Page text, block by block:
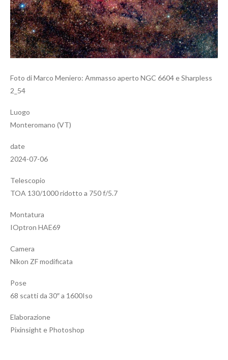
Foto di Marco Meniero: Ammasso aperto NGC 6604 e Sharpless
2_54
Luogo
Monteromano (VT)
date
2024-07-06
Telescopio
TOA 130/1000 ridotto a 750 f/5.7
Montatura
IOptron HAE69
Camera
Nikon ZF modificata
Pose
68 scatti da 30″ a 1600Iso
Elaborazione
Pixinsight e Photoshop